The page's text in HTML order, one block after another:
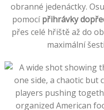
obranné jedenáctky.
pomocípřihrávky
přes celé hřiště až do
maximální